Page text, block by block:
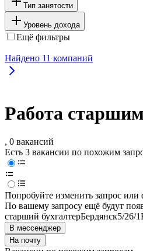
Тип занятости
Уровень дохода
Ещё фильтры
Найдено 11 компаний
Работа
, 0 вакансий
Есть 3 вакансии по похожим
Попробуйте изменить запрос или
По вашему запросу ещё будут
старший бухгалтерБердянск5/26/1
В мессенджер
На почту